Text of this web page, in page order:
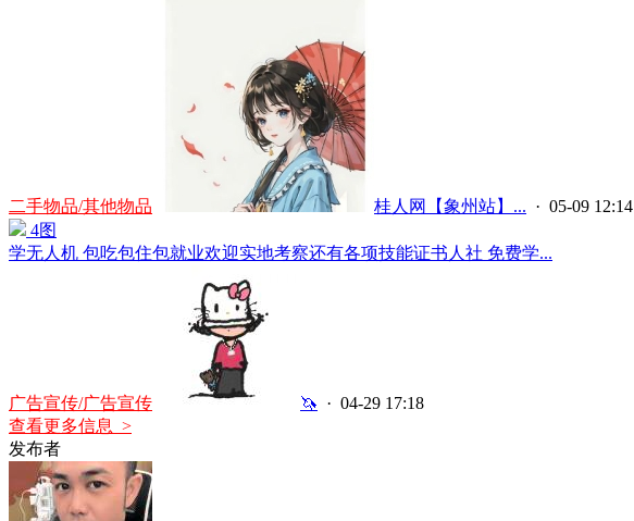
二手物品/其他物品 桂人网【象州站】... · 05-09 12:14
4图
学无人机 包吃包住包就业欢迎实地考察还有各项技能证书人社 免费学...
广告宣传/广告宣传 🦄 · 04-29 17:18
查看更多信息 >
发布者